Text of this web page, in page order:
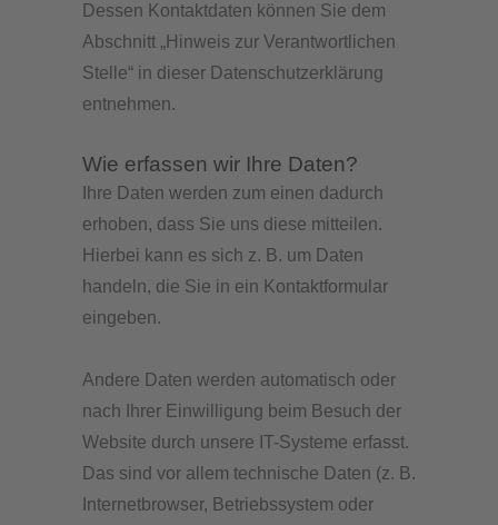
Dessen Kontaktdaten können Sie dem
Abschnitt „Hinweis zur Verantwortlichen
Stelle“ in dieser Datenschutzerklärung
entnehmen.
Wie erfassen wir Ihre Daten?
Ihre Daten werden zum einen dadurch
erhoben, dass Sie uns diese mitteilen.
Hierbei kann es sich z. B. um Daten
handeln, die Sie in ein Kontaktformular
eingeben.
Andere Daten werden automatisch oder
nach Ihrer Einwilligung beim Besuch der
Website durch unsere IT-Systeme erfasst.
Das sind vor allem technische Daten (z. B.
Internetbrowser, Betriebssystem oder